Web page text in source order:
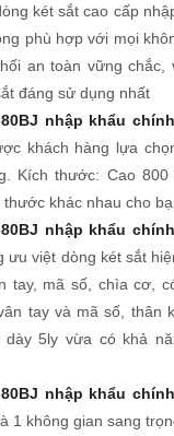
két sắt cao cấp
phù hợp với mọi
an toàn vững chắc,
đáng sử dụng nhất
nhập khẩu
khách hàng lựa
Kích thước: Cao
khác nhau cho
nhập khẩu
ưu việt dòng két sắt
tay, mã số, chìa cơ,
tay và mã số, thân
dày 5ly vừa có khả
nhập khẩu
1 không gian sang